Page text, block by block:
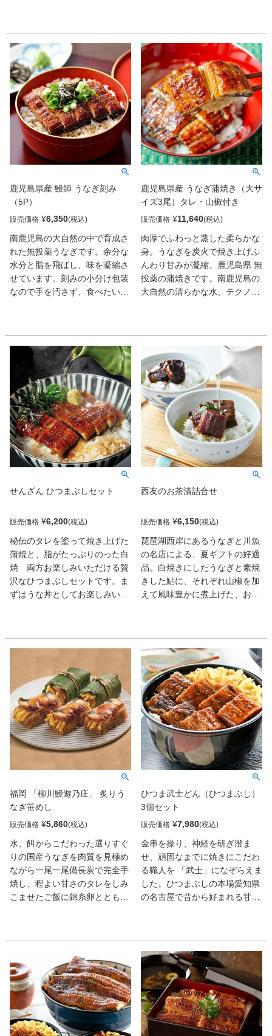
レンド。甘みとコクのバランス
が取れた深みある味わいが、う
なぎ本来の旨みを引き立てま
す。さらに、やわらかく煮含め
たごぼうの風味と、彩り豊かな
きぬさや、コリッとした食感の
山クラゲを合わせることで、噛
むたびに違った食感と味の層が
楽しめます。そのまま熱々のご
飯にのせて、香り高い添付の山
椒をふりかければ、口いっぱい
に広がる豊かな風味。おにぎり
の具やお弁当にもぴったりで、
手軽に本格的な味わいを楽しめ
味しさをそのまま感じられる
「うなぎぶっかけの素」。忙し
い日にも、ちょっと贅沢したい
時にもおすすめのご飯のおとも
です。
ところ。
鹿児島県産 鰻師 うなぎ刻み
（5P）
販売価格 ¥6,350
南鹿児島の大自然の中で育成さ
れた無投薬うなぎです。余分な
水分と脂を飛ばし、味を凝縮さ
せています。刻みの小分け包装
なので手を汚さず、食べたい時
鹿児島県産 うなぎ蒲焼き（大サ
イズ3尾）タレ・山椒付き
販売価格 ¥11,640
肉厚でふわっと蒸した柔らかな
身。うなぎを炭火で焼き上げふ
んわり甘みが凝縮。鹿児島県 無
投薬の蒲焼きです。南鹿児島の
大自然の清らかな水、テクノロ
抗菌剤を使用せず「無投薬」の
うなぎは健康そのものです。炭
火で鰻の余分な水分と脂分が飛
ばされ、鰻の味を凝縮させてい
ます。
せんざん ひつまぶしセット
販売価格 ¥6,200
秘伝のタレを塗って焼き上げた
蒲焼と、脂がたっぷりのった白
焼 両方お楽しみいただける贅
沢なひつまぶしセットです。ま
ずはうな丼としてお楽しみいた
みで、山椒や山葵、きざみのり
で、手間なくお召し上がりいた
だけます。
西友のお茶漬詰合せ
販売価格 ¥6,150
琵琶湖西岸にあるうなぎと川魚
の名店による、夏ギフトの好適
品。白焼きにしたうなぎと素焼
きした鮎に、それぞれ山椒を加
えて風味豊かに煮上げた、お茶
ち、いっそう美味!
福岡 「柳川鰻遊乃庄」 炙りう
なぎ笹めし
販売価格 ¥5,860
水、餌からこだわった選りすぐ
りの国産うなぎを肉質を見極め
ながら一尾一尾備長炭で完全手
焼し、程よい甘さのタレをしみ
こませたご飯に錦糸卵とともに
ひつま武士どん（ひつまぶし）
3個セット
販売価格 ¥7,980
金串を操り、神経を研ぎ澄ま
せ、頑固なまでに焼きにこだわ
る職人を 「武士」になぞらえま
した。ひつまぶしの本場愛知県
の名古屋で昔から好まれる甘辛
ルのひつまぶし丼です。白ごは
んは米どころ新潟県産のお米を
使用し、別途白ご飯を用意せず
とも、届いてすぐに堪能できる
のもうれしいです。